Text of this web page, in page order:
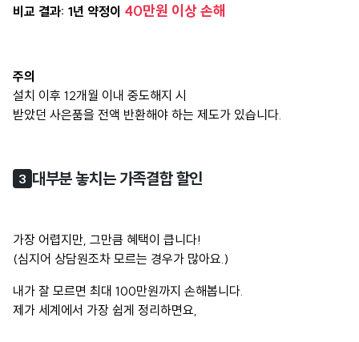
비교 결과: 1년 약정이 40만원 이상 손해
주의
설치 이후 12개월 이내 중도해지 시
받았던 사은품을 전액 반환해야 하는 제도가 있습니다.
3 대부분 놓치는 가족결합 할인
가장 어렵지만, 그만큼 혜택이 큽니다!
(심지어 상담원조차 모르는 경우가 많아요.)
내가 잘 모르면 최대 100만원까지 손해봅니다.
제가 세계에서 가장 쉽게 정리하면요,